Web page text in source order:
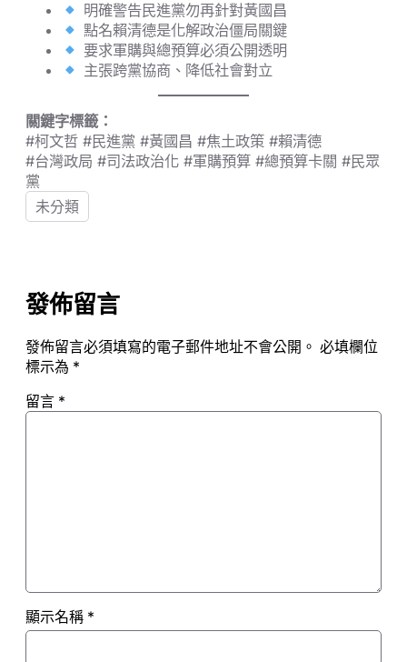
明確警告民進黨勿再針對黃國昌
點名賴清德是化解政治僵局關鍵
要求軍購與總預算必須公開透明
主張跨黨協商、降低社會對立
關鍵字標籤：
#柯文哲 #民進黨 #黃國昌 #焦土政策 #賴清德
#台灣政局 #司法政治化 #軍購預算 #總預算卡關 #民眾
黨
未分類
發佈留言
發佈留言必須填寫的電子郵件地址不會公開。 必填欄位
標示為 *
留言 *
顯示名稱 *